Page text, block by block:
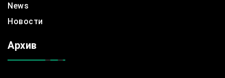
News
Новости
Архив